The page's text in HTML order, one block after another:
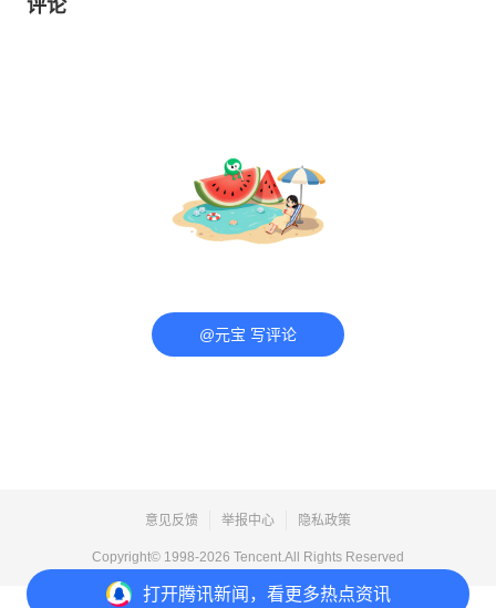
打开腾讯新闻，看更多热点资讯
评论
@元宝 写评论
意见反馈 举报中心 隐私政策
Copyright© 1998-2026 Tencent.All Rights Reserved